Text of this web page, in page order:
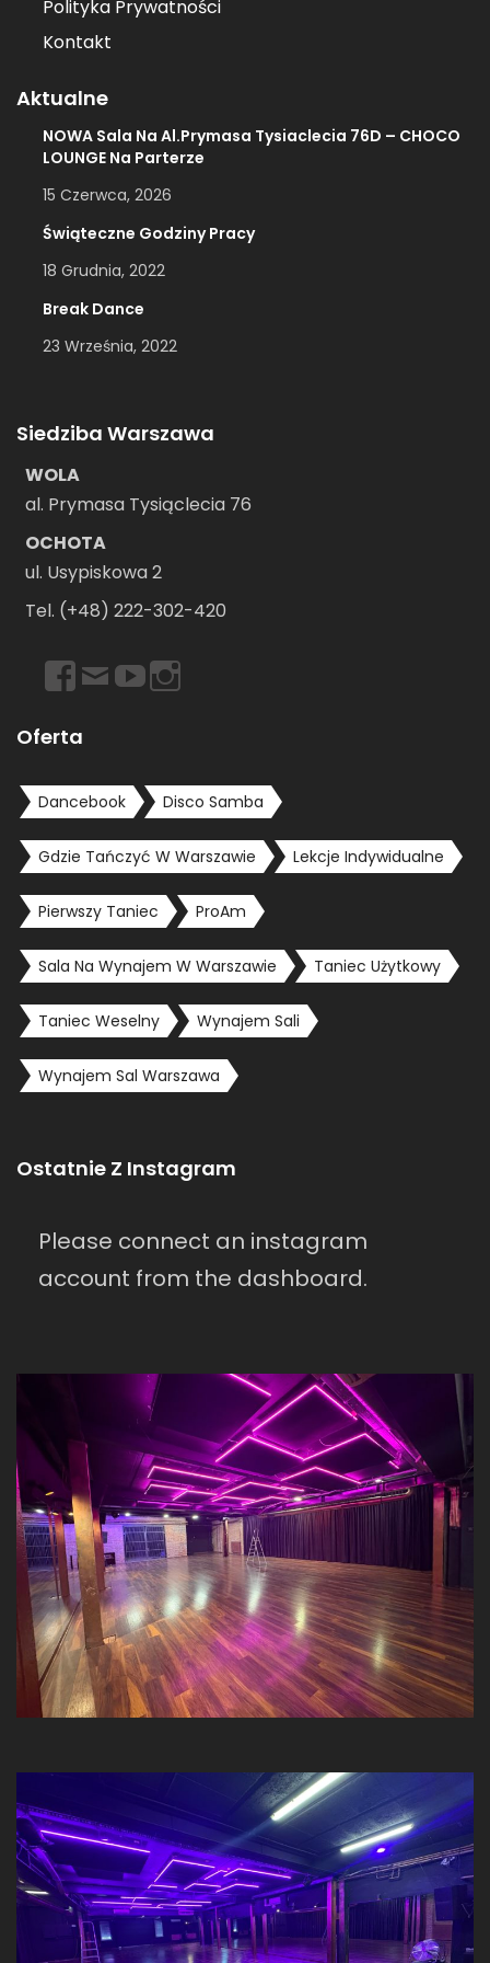
Polityka Prywatności
Kontakt
Aktualne
NOWA Sala Na Al.Prymasa Tysiaclecia 76D – CHOCO
LOUNGE Na Parterze
15 Czerwca, 2026
Świąteczne Godziny Pracy
18 Grudnia, 2022
Break Dance
23 Września, 2022
Siedziba Warszawa
WOLA
al. Prymasa Tysiąclecia 76
OCHOTA
ul. Usypiskowa 2
Tel. (+48) 222-302-420
https://www.facebook.com/dancebookwarszawa
Emailhttps://www.youtube.com/user/dancebookpl
Oferta
Dancebook Disco Samba
Gdzie Tańczyć W Warszawie Lekcje Indywidualne
Pierwszy Taniec ProAm
Sala Na Wynajem W Warszawie Taniec Użytkowy
Taniec Weselny Wynajem Sali
Wynajem Sal Warszawa
Ostatnie Z Instagram
Please connect an instagram
account from the dashboard.